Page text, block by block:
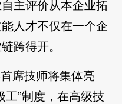
主评价从本企业拓
人才不仅在一个企
跨得开。
席技师将集体亮
工”制度，在高级技